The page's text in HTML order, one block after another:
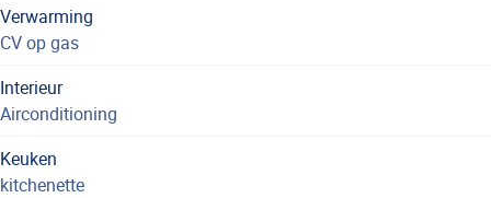
Verwarming
CV op gas
Interieur
Airconditioning
Keuken
kitchenette